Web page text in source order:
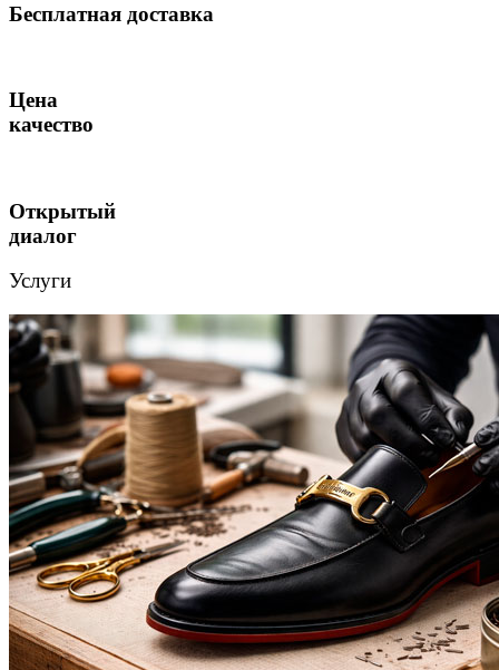
Бесплатная доставка
Цена
качество
Открытый
диалог
Услуги